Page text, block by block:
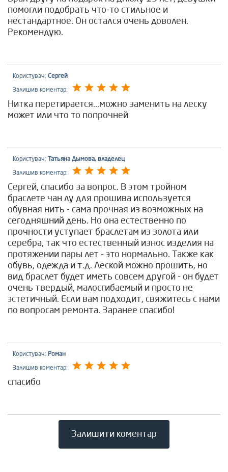
помогли подобрать что-то стильное и
нестандартное. Он остался очень доволен.
Рекомендую.
Користувач: Сергей
Залишив коментар:
Нитка перетирается...можно заменить на леску
может или что то попрочней
Користувач: Татьяна Дымова, владелец
Залишив коментар:
Сергей, спасибо за вопрос. В этом тройном
браслете чан лу для прошива используется
обувная нить - сама прочная из возможных на
сегодняшний день. Но она естественно по
прочности уступает браслетам из золота или
серебра, так что естественный износ изделия на
протяжении пары лет - это нормально. Также как
обувь, одежда и т.д. Леской можно прошить, но
вид браслет будет иметь совсем другой - он будет
очень твердый, малосгибаемый и просто не
эстетичный. Если вам подходит, свяжитесь с нами
по вопросам ремонта. Заранее спасибо!
Користувач: Роман
Залишив коментар:
спасибо
Залишити коментар